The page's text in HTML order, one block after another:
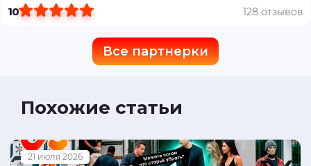
10 128 отзывов
Все партнерки
Похожие статьи
21 июля 2026